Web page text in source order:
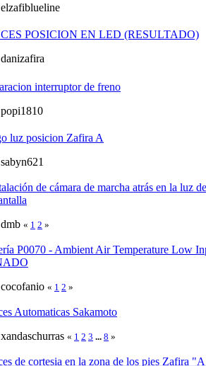
POSICION EN LED (RESULTADO)
interruptor de freno
luz posicion Zafira A
de cámara de marcha atrás en la luz
« 1 2 »
P0070 - Ambient Air Temperature Low
« 1 2 »
Automaticas Sakamoto
« 1 2 3 ... 8 »
de cortesia en la zona de los pies Zafira